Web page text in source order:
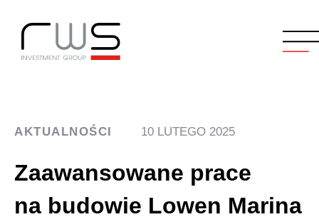
AKTUALNOŚCI 10 LUTEGO 2025
Zaawansowane prace
na budowie Lowen Marina